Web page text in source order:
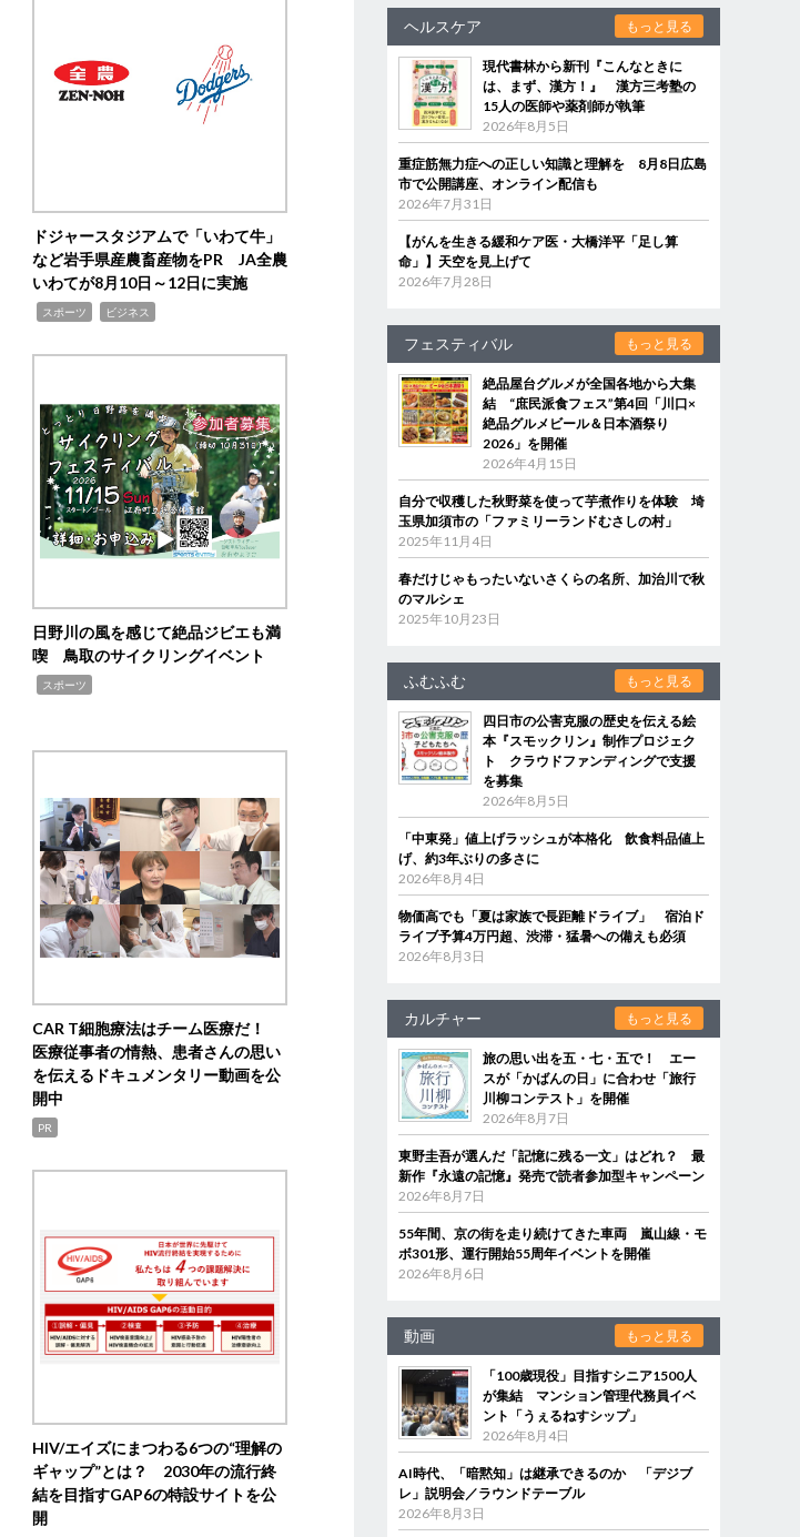
ドジャースタジアムで「いわて牛」
など岩手県産農畜産物をPR JA全農
いわてが8月10日～12日に実施
スポーツ ビジネス
日野川の風を感じて絶品ジビエも満
喫 鳥取のサイクリングイベント
スポーツ
CAR T細胞療法はチーム医療だ！
医療従事者の情熱、患者さんの思い
を伝えるドキュメンタリー動画を公
開中
PR
HIV/エイズにまつわる6つの“理解の
ギャップ”とは？ 2030年の流行終
結を目指すGAP6の特設サイトを公
開
ヘルスケア もっと見る
現代書林から新刊『こんなときに
は、まず、漢方！』 漢方三考塾の
15人の医師や薬剤師が執筆
2026年8月5日
重症筋無力症への正しい知識と理解を 8月8日広島
市で公開講座、オンライン配信も
2026年7月31日
【がんを生きる緩和ケア医・大橋洋平「足し算
命」】天空を見上げて
2026年7月28日
フェスティバル もっと見る
絶品屋台グルメが全国各地から大集
結 “庶民派食フェス”第4回「川口×
絶品グルメビール＆日本酒祭り
2026」を開催
2026年4月15日
自分で収穫した秋野菜を使って芋煮作りを体験 埼
玉県加須市の「ファミリーランドむさしの村」
2025年11月4日
春だけじゃもったいないさくらの名所、加治川で秋
のマルシェ
2025年10月23日
ふむふむ もっと見る
四日市の公害克服の歴史を伝える絵
本『スモックリン』制作プロジェク
ト クラウドファンディングで支援
を募集
2026年8月5日
「中東発」値上げラッシュが本格化 飲食料品値上
げ、約3年ぶりの多さに
2026年8月4日
物価高でも「夏は家族で長距離ドライブ」 宿泊ド
ライブ予算4万円超、渋滞・猛暑への備えも必須
2026年8月3日
カルチャー もっと見る
旅の思い出を五・七・五で！ エー
スが「かばんの日」に合わせ「旅行
川柳コンテスト」を開催
2026年8月7日
東野圭吾が選んだ「記憶に残る一文」はどれ？ 最
新作『永遠の記憶』発売で読者参加型キャンペーン
2026年8月7日
55年間、京の街を走り続けてきた車両 嵐山線・モ
ボ301形、運行開始55周年イベントを開催
2026年8月6日
動画 もっと見る
「100歳現役」目指すシニア1500人
が集結 マンション管理代務員イベ
ント「うぇるねすシップ」
2026年8月4日
AI時代、「暗黙知」は継承できるのか 「デジブ
レ」説明会／ラウンドテーブル
2026年8月3日